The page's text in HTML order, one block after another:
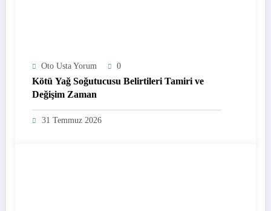
Oto Usta Yorum 0
Kötü Yağ Soğutucusu Belirtileri Tamiri ve
Değişim Zaman
31 Temmuz 2026